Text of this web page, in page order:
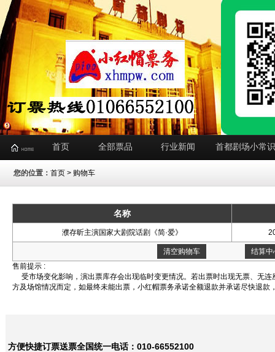
首页 全部票品 行业新闻 首都剧场小常识
您的位置： 首页 > 购物车
名称
濮存昕主演国家大剧院话剧《简·爱》
清空购物车
结算中
售前提示 :
受市场变化影响，演出票库存会出现临时变更情况。若出票时出现无票、无
方及场馆情况而定，如最终未能出票，小红帽票务承诺全额退款并承诺尽快退款
方便快捷订票送票全国统一电话：010-66552100